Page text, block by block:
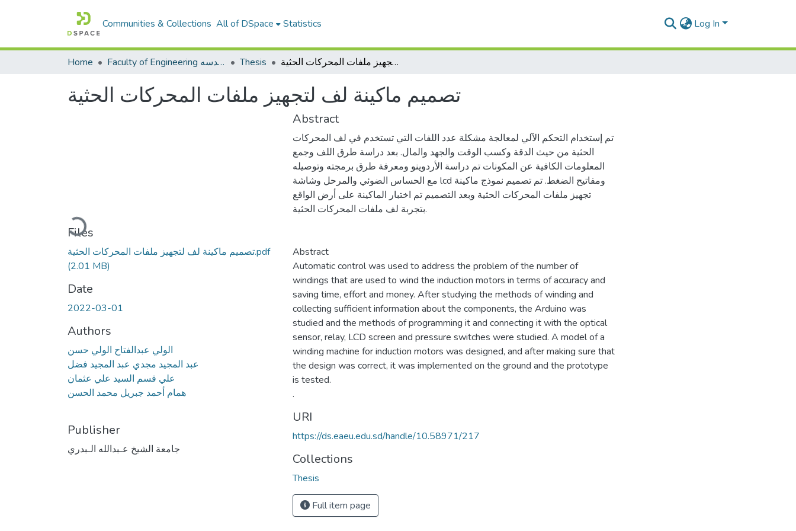
Communities & Collections All of DSpace Statistics Log In
Home Faculty of Engineering كلية الهندسه Thesis تصميم ماكينة لف لتجهيز ملفات المحركات الحثية
تصميم ماكينة لف لتجهيز ملفات المحركات الحثية
Loading...
Files
تصميم ماكينة لف لتجهيز ملفات المحركات الحثية.pdf
(2.01 MB)
Date
2022-03-01
Authors
الولي عبدالفتاح الولي حسن
عبد المجيد مجدي عبد المجيد فضل
علي قسم السيد علي عثمان
همام أحمد جبريل محمد الحسن
Publisher
جامعة الشيخ عـبدالله الـبدري
Abstract
تم إستخدام التحكم الآلي لمعالجة مشكلة عدد اللفات التي تستخدم في لف المحركات
الحثية من حيث الدقة وكسب الوقت والجهد والمال. بعد دراسة طرق اللف وجمع
المعلومات الكافية عن المكونات تم دراسة الأردوينو ومعرفة طرق برمجته وتوصيله
مع الحساس الضوئي والمرحل وشاشة lcd ومفاتيح الضغط. تم تصميم نموذج ماكينة
تجهيز ملفات المحركات الحثية وبعد التصميم تم اختبار الماكينة على أرض الواقع
بتجربة لف ملفات المحركات الحثية.
Abstract
Automatic control was used to address the problem of the number of
windings that are used to wind the induction motors in terms of accuracy and
saving time, effort and money. After studying the methods of winding and
collecting sufficient information about the components, the Arduino was
studied and the methods of programming it and connecting it with the optical
sensor, relay, LCD screen and pressure switches were studied. A model of a
winding machine for induction motors was designed, and after making sure that
the design was correct, it was implemented on the ground and the prototype
is tested.
.
URI
https://ds.eaeu.edu.sd/handle/10.58971/217
Collections
Thesis
Full item page